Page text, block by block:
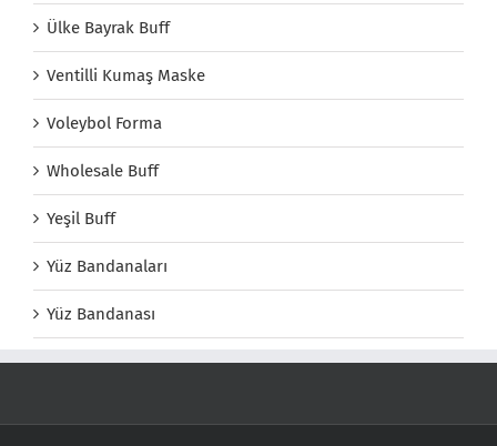
Ülke Bayrak Buff
Ventilli Kumaş Maske
Voleybol Forma
Wholesale Buff
Yeşil Buff
Yüz Bandanaları
Yüz Bandanası